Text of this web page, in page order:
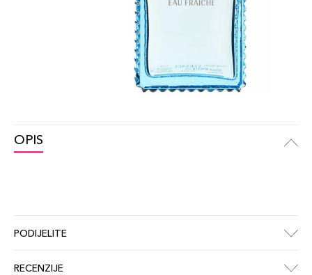
OPIS
PODIJELITE
RECENZIJE